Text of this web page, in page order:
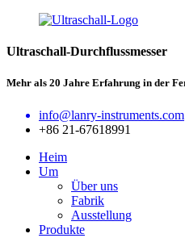
Ultraschall-Durchflussmesser
Mehr als 20 Jahre Erfahrung in der
info@lanry-instruments.com
+86 21-67618991
Heim
Um
Über uns
Fabrik
Ausstellung
Produkte